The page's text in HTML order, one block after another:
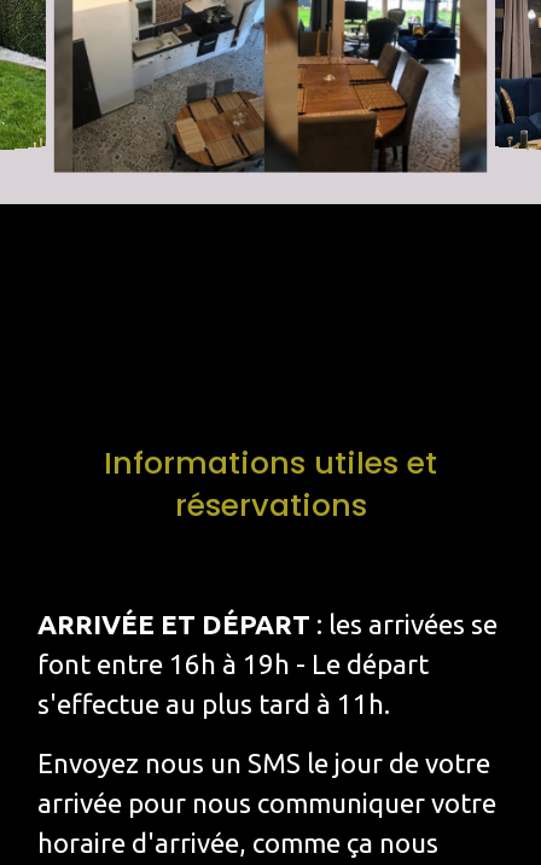
Informations utiles et
réservations
ARRIVÉE ET DÉPART : les arrivées se
font entre 16h à 19h - Le départ
s'effectue au plus tard à 11h.
Envoyez nous un SMS le jour de votre
arrivée pour nous communiquer votre
horaire d'arrivée, comme ça nous